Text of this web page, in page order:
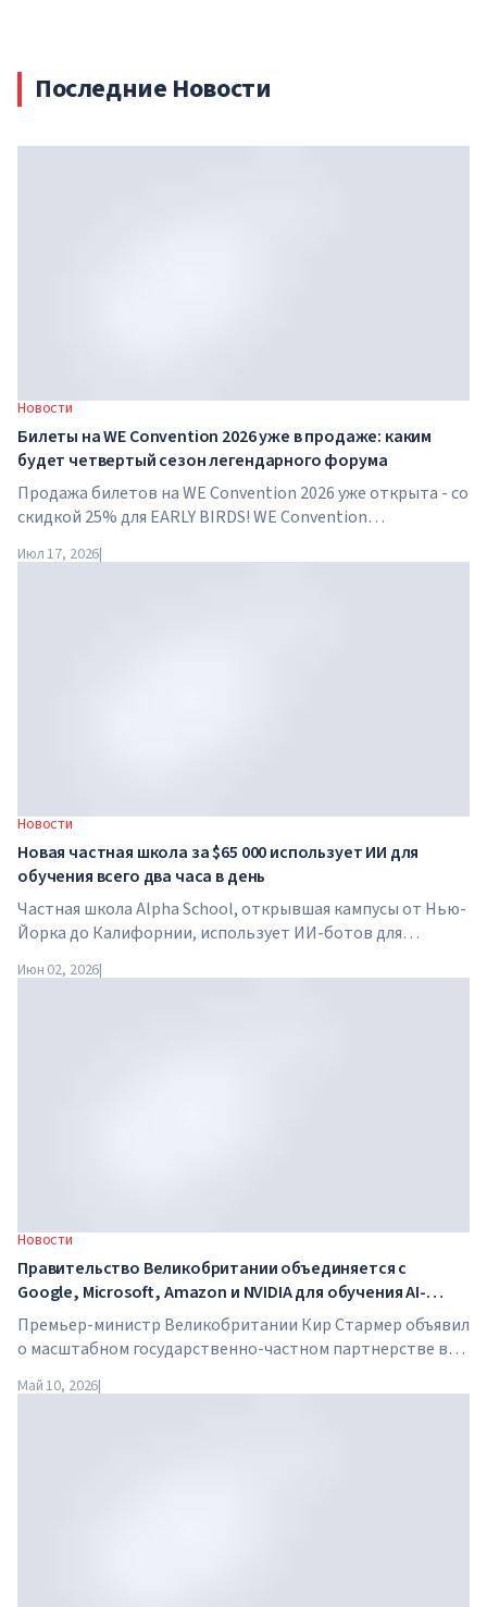
Последние Новости
Новости
Билеты на WE Convention 2026 уже в продаже: каким
будет четвертый сезон легендарного форума
Продажа билетов на WE Convention 2026 уже открыта - со
скидкой 25% для EARLY BIRDS! WE Convention
2026 года форум пройдет в SO/ Uptown Dubai и соберет
Июл 17, 2026|
Новости
Новая частная школа за $65 000 использует ИИ для
обучения всего два часа в день
Частная школа Alpha School, открывшая кампусы от Нью-
Йорка до Калифорнии, использует ИИ-ботов для
в день. В школе нет традиционных учителей, домашних
Июн 02, 2026|
Новости
Правительство Великобритании объединяется с
Google, Microsoft, Amazon и NVIDIA для обучения AI-
навыкам миллионов работников
Премьер-министр Великобритании Кир Стармер объявил
о масштабном государственно-частном партнерстве в
Amazon и NVIDIA совместно с правительством запускают
Май 10, 2026|